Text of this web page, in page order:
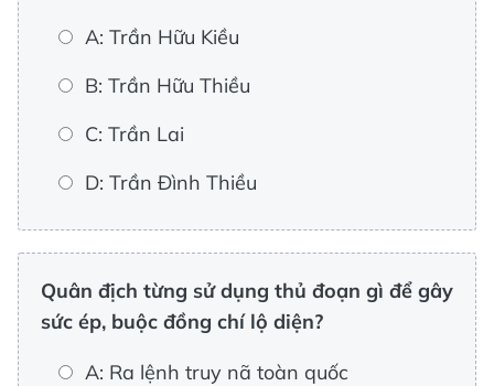
A: Trần Hữu Kiều
B: Trần Hữu Thiều
C: Trần Lai
D: Trần Đình Thiều
Quân địch từng sử dụng thủ đoạn gì để gây
sức ép, buộc đồng chí lộ diện?
A: Ra lệnh truy nã toàn quốc